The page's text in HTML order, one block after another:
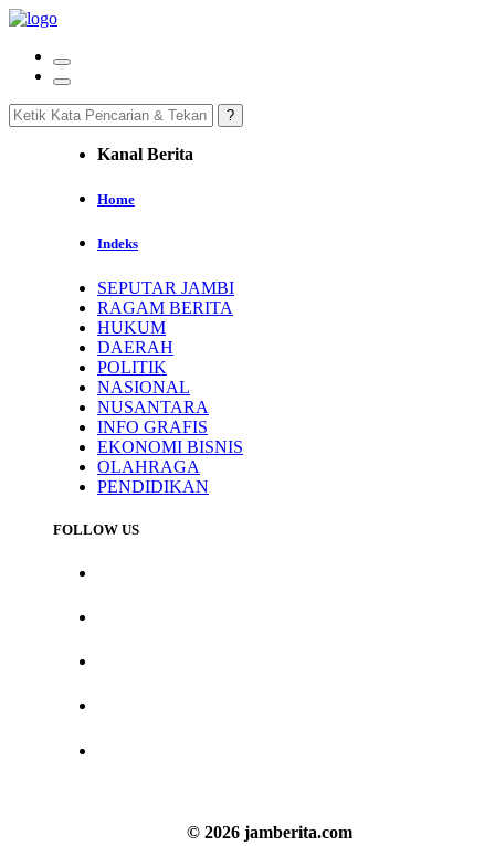
Kanal Berita
Home
Indeks
SEPUTAR JAMBI
RAGAM BERITA
HUKUM
DAERAH
POLITIK
NASIONAL
NUSANTARA
INFO GRAFIS
EKONOMI BISNIS
OLAHRAGA
PENDIDIKAN
FOLLOW US
© 2026 jamberita.com